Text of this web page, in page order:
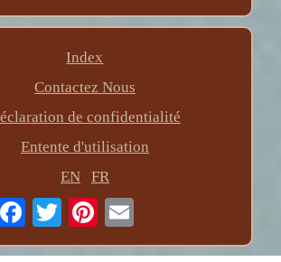
Index
Contactez Nous
de confidentialité
Entente d'utilisation
EN
FR